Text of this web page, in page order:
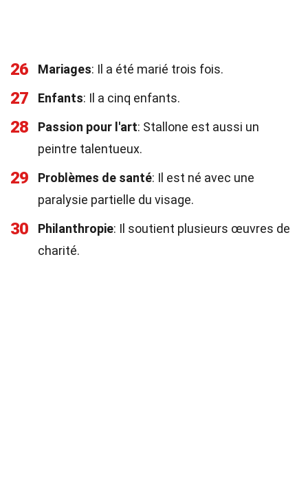
26 Mariages: Il a été marié trois fois.
27 Enfants: Il a cinq enfants.
28 Passion pour l'art: Stallone est aussi un
peintre talentueux.
29 Problèmes de santé: Il est né avec une
paralysie partielle du visage.
30 Philanthropie: Il soutient plusieurs œuvres de
charité.